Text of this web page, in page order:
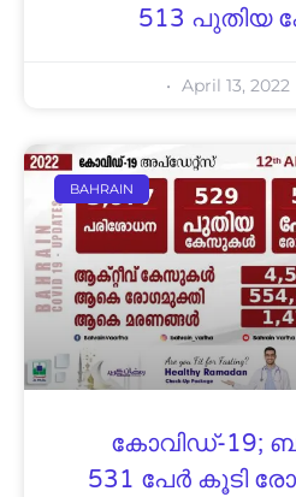
513
April 13, 2022
BAHRAIN
കോവിഡ്-19;
531 പേർ കൂടി